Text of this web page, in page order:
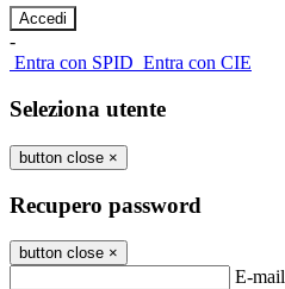
-
Entra con SPID Entra con CIE
Seleziona utente
button close ×
Recupero password
button close ×
E-mail